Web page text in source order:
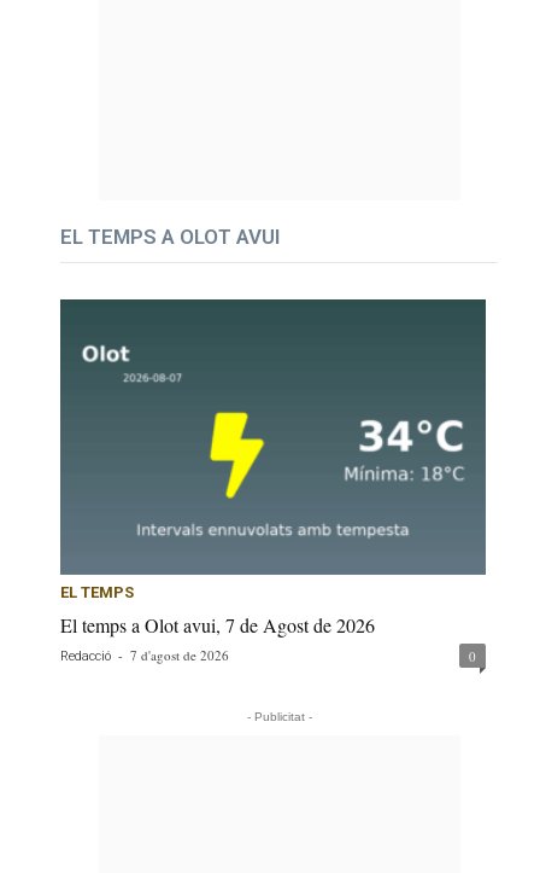
EL TEMPS A OLOT AVUI
EL TEMPS
El temps a Olot avui, 7 de Agost de 2026
Redacció - 7 d'agost de 2026 0
- Publicitat -